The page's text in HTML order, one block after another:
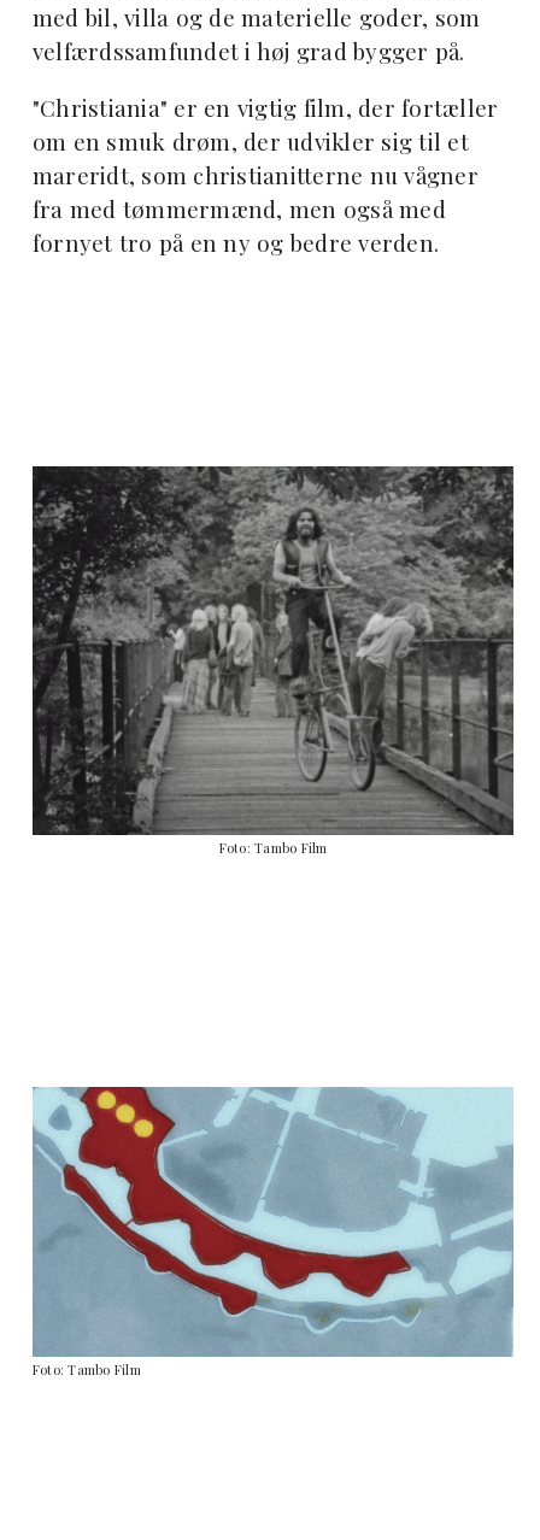
med bil, villa og de materielle goder, som
velfærdssamfundet i høj grad bygger på.
"Christiania" er en vigtig film, der fortæller
om en smuk drøm, der udvikler sig til et
mareridt, som christianitterne nu vågner
fra med tømmermænd, men også med
fornyet tro på en ny og bedre verden.
Foto: Tambo Film
Foto: Tambo Film